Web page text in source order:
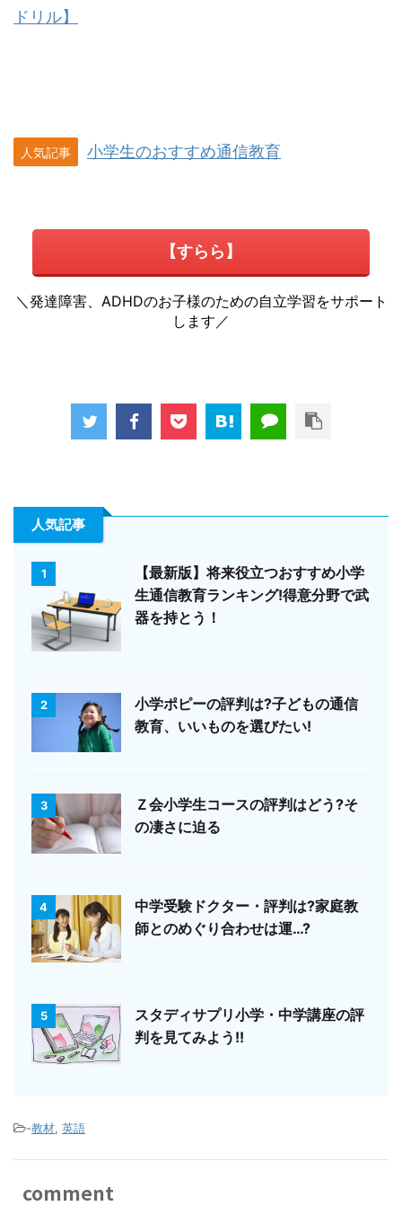
ドリル】
人気記事 小学生のおすすめ通信教育
【すらら】
＼発達障害、ADHDのお子様のための自立学習をサポート
します／
人気記事
1
【最新版】将来役立つおすすめ小学
生通信教育ランキング!得意分野で武
器を持とう！
2
小学ポピーの評判は?子どもの通信
教育、いいものを選びたい!
3
Ｚ会小学生コースの評判はどう?そ
の凄さに迫る
4
中学受験ドクター・評判は?家庭教
師とのめぐり合わせは運…?
5
スタディサプリ小学・中学講座の評
判を見てみよう!!
-教材, 英語
comment